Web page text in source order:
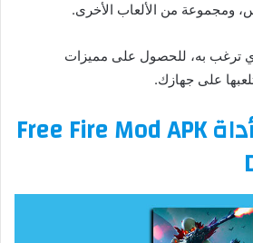
ومجموعة من الألعاب الأخرى.
ترغب به، للحصول على مميزات
على جهازك.
كيفية تثبيت أداة Free Fire Mod APK